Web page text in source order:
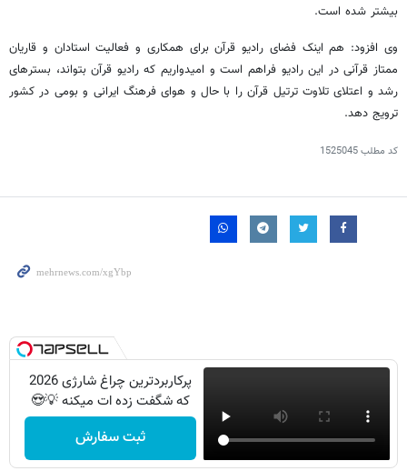
بیشتر شده است.
وی افزود: هم ‌اینک فضای رادیو قرآن برای همکاری و فعالیت استادان و قاریان
ممتاز قرآنی در این رادیو فراهم است و امیدواریم که رادیو قرآن بتواند، بسترهای
رشد و اعتلای تلاوت ترتیل قرآن را با حال و هوای فرهنگ ایرانی و بومی در کشور
ترویج دهد.
کد مطلب1525045
پرکاربردترین چراغ شارژی 2026
که شگفت زده ات میکنه 💡😍
ثبت سفارش